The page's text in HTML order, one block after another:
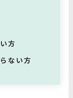
方
ない方